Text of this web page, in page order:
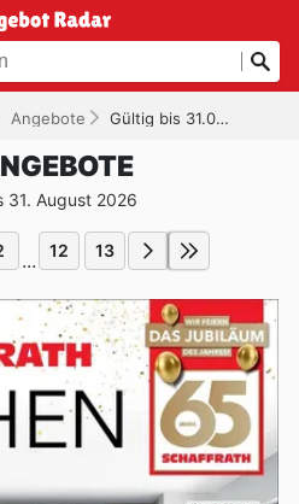
Angebote Gültig bis 31.08.2026
31. August 2026
... 12 13